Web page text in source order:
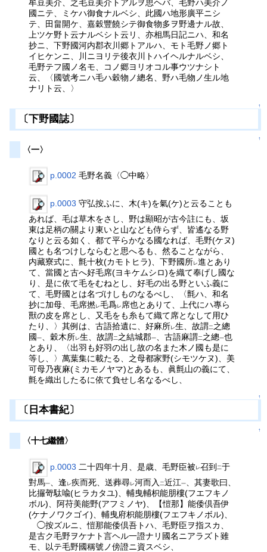
牟豆美介、之毛豆美介トアルヲ思ヘバ、毛野ハ美介ノ
國ニテ、ミケハ御食ナルベシ、此國ハ地形廣平ニシ
テ、田畠開ケ、嘉穀豐饒シテ御食物多ヲ野邊ナル故、
上ツケ野ト云ナルベシト云リ、亦相馬日記ニハ、和名
抄ニ、下野國河内郡衣川郷トアルハ、モト毛野ノ郷ト
イヒケンニ、川ニヨリテ後衣川トハイヘルナルベシ、
毛野テフ國ノ名モ、コノ郷ヨリオコル事ウツナシト
云、〈國號考ニハ毛ハ穀物ノ總名、野ハ毛物ノ生ル地
ナリト云、〉
↑
〔下野國誌〕
↑
〈一〉
p.0002 毛野名義〈◯中略〉
p.0003 守弘按ふに、木(キ)を氣(ケ)と云ることも
あれば、毛は草木をさし、野は顯昭が古今註にも、坂
東は足柄の關より東いと山なども侍らず、皆遙なる野
なりと云る如く、都て平らかなる國なれば、毛野(ケヌ)
國とも名つけしならむと思へるも、然ることながら、
内藏寮式に、氈十枚(カモトヒラ)、下野國所レ進とあり
て、當國と古へ好毛席(ヨキケムシロ)を織て奉げし國な
り、是に依て毛をむねとし、好毛の出る野といふ義に
て、毛野國とは名づけしものなるべし、〈氈ハ、和名
抄に加母、毛席撚レ毛爲レ 席也とありて、上代にハ專ら
獸の皮を席とし、又毛をも糸もて織て席となして用ひ
たり、〉其例は、古語拾遺に、好麻所レ生、故謂二 之總
國一 、穀木所レ生、故謂二 之結城郡一 、古語麻謂二 之總一也
とあり、〈出羽も好羽の出し故の名また木ノ國も是に
等し、〉萬葉集に載たる、之母都家野(シモツケヌ)、美
可母乃夜麻(ミカモノヤマ)とあるも、眞氈山の義にて、
氈を織出したるに依て負せし名なるべし、
↑
〔日本書紀〕
↑
〈十七繼體〉
p.0003 二十四年十月、是歳、毛野臣被 レ召到二于
對馬一 、逢 レ疾而死、送葬尋レ河而入 二近江一
、其妻歌曰、
比攞哿駄喩(ヒラカタユ)、輔曳輔枳能朋樓(フエフキノ
ボル)、阿苻美能野(アフミノヤ)、【愷那】能倭倶吾伊
(ケナノワクゴイ)、輔曳府枳能朋樓(フエフキノボル)、
◯按ズルニ、愷那能倭倶吾トハ、毛野臣ヲ指スカ、
是古ク毛野ヲケナト言ヘル一證ナリ國名ニアラズト雖
モ、以テ毛野國稱號ノ傍證ニ資スベシ、